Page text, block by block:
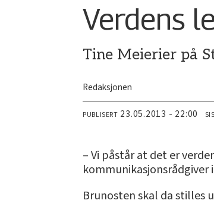
Verdens
Tine Meierier på
Redaksjonen
PUBLISERT 23.05.2013 - 22:00
– Vi påstår at det er
kommunikasjonsrådgiver
Brunosten skal da stilles